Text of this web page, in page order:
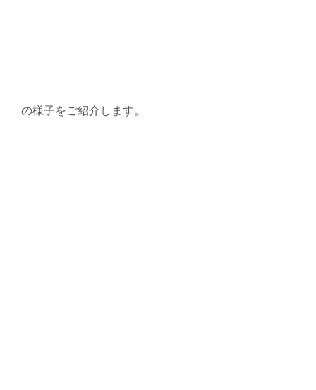
の様子をご紹介します。